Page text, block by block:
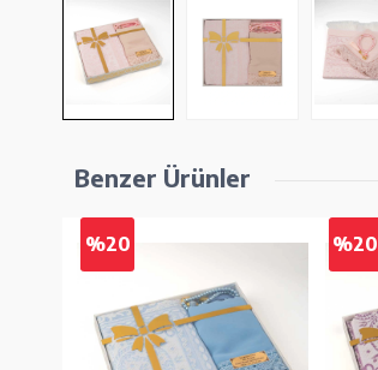
Benzer Ürünler
%20 %20